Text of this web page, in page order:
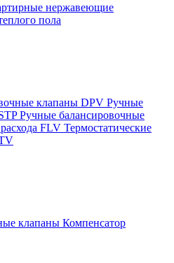
нержавеющие
пола
клапаны DPV Ручные
Ручные балансировочные
FLV Термостатические
клапаны Компенсатор